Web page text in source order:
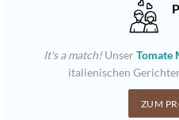
It's a match! Unser Tomate
italienischen
ZUM